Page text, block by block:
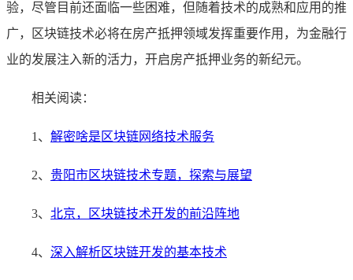
验，尽管目前还面临一些困难，但随着技术的成熟和应用的推
广，区块链技术必将在房产抵押领域发挥重要作用，为金融行
业的发展注入新的活力，开启房产抵押业务的新纪元。
相关阅读：
1、 解密啥是区块链网络技术服务
2、 贵阳市区块链技术专题，探索与展望
3、 北京，区块链技术开发的前沿阵地
4、 深入解析区块链开发的基本技术